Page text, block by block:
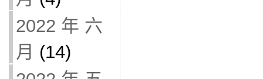
2022 年 六
月 (14)